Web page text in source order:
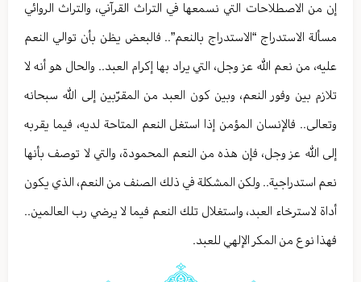
إن من الاصطلاحات التي نسمعها في التراث القرآني، والتراث الروائي
مسألة الاستدراج “الاستدراج بالنعم”.. فالبعض يظن بأن توالي النعم
عليه، من نعم الله عز وجل، التي يراد بها إكرام العبد.. والحال هو أنه لا
تلازم بين وفور النعم، وبين كون العبد من المقرّبين إلى الله سبحانه
وتعالى.. فالإنسان المؤمن إذا استغل النعم المتاحة لديه، فيما يقربه
إلى الله عز وجل، فإن هذه من النعم المحمودة، والتي لا توصف بأنها
نعم استدراجية.. ولكن المشكلة في ذلك الصنف من النعم، الذي يكون
أداة لاسترخاء العبد، واستغلال تلك النعم فيما لا يرضي رب العالمين..
فهذا نوع من المكر الإلهي للعبد.